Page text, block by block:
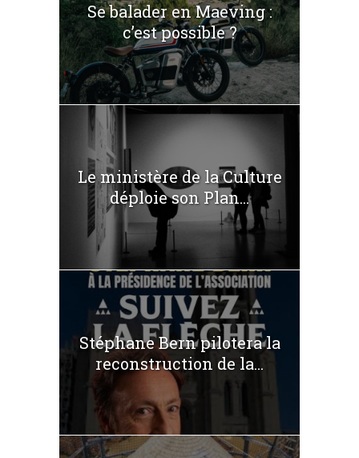
Se balader en Maeving :
c’est possible ?
Le ministère de la Culture
déploie son Plan...
Stéphane Bern pilotera la
reconstruction de la...